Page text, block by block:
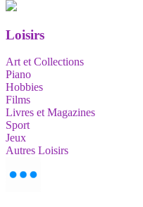
Loisirs
Art et Collections
Piano
Hobbies
Films
Livres et Magazines
Sport
Jeux
Autres Loisirs